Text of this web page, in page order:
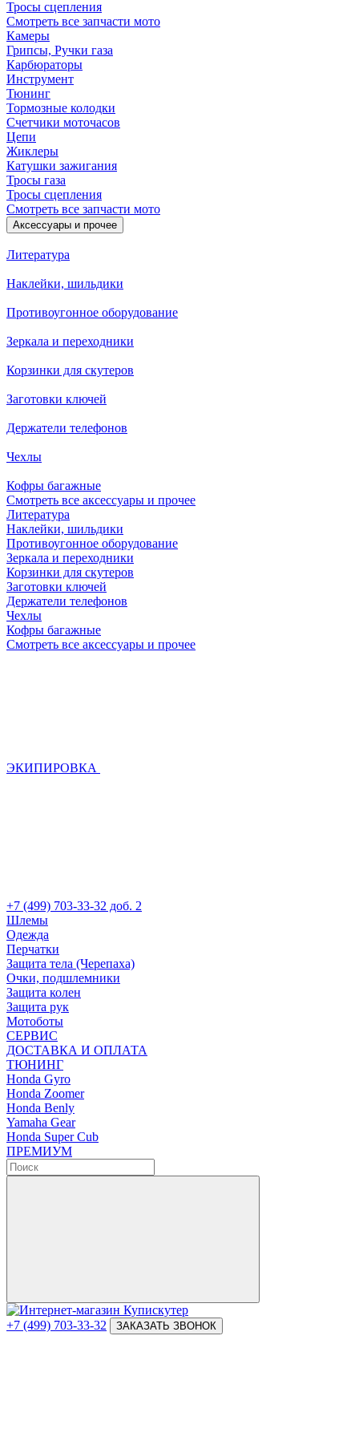
Тросы сцепления
Смотреть все запчасти мото
Камеры
Грипсы, Ручки газа
Карбюраторы
Инструмент
Тюнинг
Тормозные колодки
Счетчики моточасов
Цепи
Жиклеры
Катушки зажигания
Тросы газа
Тросы сцепления
Смотреть все запчасти мото
Аксессуары и прочее
Литература
Наклейки, шильдики
Противоугонное оборудование
Зеркала и переходники
Корзинки для скутеров
Заготовки ключей
Держатели телефонов
Чехлы
Кофры багажные
Смотреть все аксессуары и прочее
Литература
Наклейки, шильдики
Противоугонное оборудование
Зеркала и переходники
Корзинки для скутеров
Заготовки ключей
Держатели телефонов
Чехлы
Кофры багажные
Смотреть все аксессуары и прочее
ЭКИПИРОВКА
+7 (499) 703-33-32 доб. 2
Шлемы
Одежда
Перчатки
Защита тела (Черепаха)
Очки, подшлемники
Защита колен
Защита рук
Мотоботы
СЕРВИС
ДОСТАВКА И ОПЛАТА
ТЮНИНГ
Honda Gyro
Honda Zoomer
Honda Benly
Yamaha Gear
Honda Super Cub
ПРЕМИУМ
+7 (499) 703-33-32 ЗАКАЗАТЬ ЗВОНОК